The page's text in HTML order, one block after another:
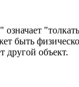
означает
быть
другой объект.